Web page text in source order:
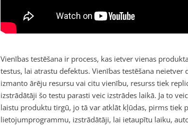
Vienības testēšana ir process, kas ietver vienas
testus, lai atrastu defektus. Vienības testēšana
izmanto ārēju resursu vai citu vienību, resurss tiek
izstrādātāji šo testu parasti veic izstrādes laikā. Ja to
laistu produktu tirgū, jo tā var atklāt kļūdas, pirms tiek
lietojumprogrammu, izstrādātāji, lai ietaupītu laiku,